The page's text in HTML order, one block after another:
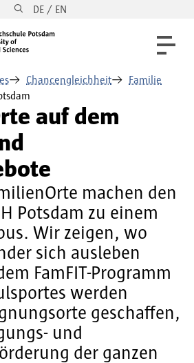
DE / EN
Chancengleichheit
Familie
auf dem
machen den
Potsdam zu einem
Wir zeigen, wo
sich ausleben
FamFIT-Programm
werden
geschaffen,
und
der ganzen